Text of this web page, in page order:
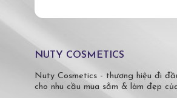
NUTY COSMETICS
Nuty Cosmetics - thương hiệu đi
cho nhu cầu mua sắm & làm đẹp